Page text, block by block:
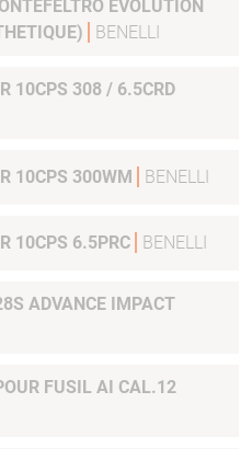
EVOLUTION
BENELLI
10CPS 308 / 6.5CRD
10CPS 300WM BENELLI
10CPS 6.5PRC BENELLI
ADVANCE IMPACT
FUSIL AI CAL.12